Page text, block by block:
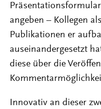
angeben – Kollegen
Publikationen er
auseinandergesetzt
diese über die
Innovativ an dieser